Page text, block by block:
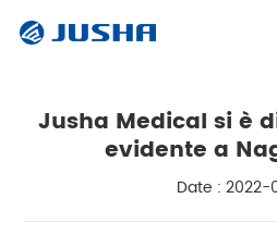
Jusha Medical si è
evidente a
Date : 2022-